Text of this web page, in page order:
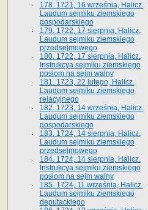
178. 1721, 16 września, Halicz.
Laudum sejmiku ziemskiego
gospodarskiego
179. 1722, 17 sierpnia, Halicz.
Laudum sejmiku ziemskiego
przedsejmowego
180. 1722, 17 sierpnia, Halicz.
Instrukcya sejmiku ziemskiego
posłom na sejm walny
181. 1723, 22 lutego, Halicz.
Laudum sejmiku ziemskiego
relacyjnego
182. 1723, 14 września, Halicz.
Laudum sejmiku ziemskiego
gospodarskiego
183. 1724, 14 sierpnia, Halicz.
Laudum sejmiku ziemskiego
przedsejmowego
184. 1724, 14 sierpnia, Halicz.
Instrukcya sejmiku ziemskiego
posłom na sejm walny
185. 1724, 11 września, Halicz.
Laudum sejmiku ziemskiego
deputackiego